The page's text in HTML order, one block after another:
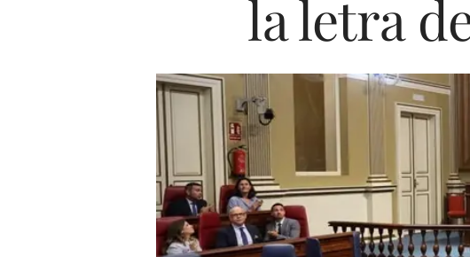
la letra